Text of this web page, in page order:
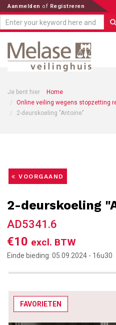
Aanmelden of Registreren
Je bent hier
Home
Online veiling wegens stopzetting
2-deurskoeling "Antoine"
VOORGAAND
2-deurskoeling
AD5341.6
€10 excl. BTW
Einde bieding: 05.09.2024 - 16u30
FAVORIETEN